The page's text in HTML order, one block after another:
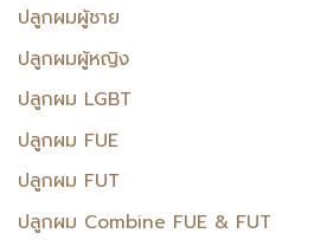
ปลูกผมผู้ชาย
ปลูกผมผู้หญิง
ปลูกผม LGBT
ปลูกผม FUE
ปลูกผม FUT
ปลูกผม Combine FUE & FUT